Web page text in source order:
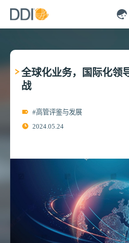
全球化业务，国际化领
战
#高管评鉴与发展
2024.05.24